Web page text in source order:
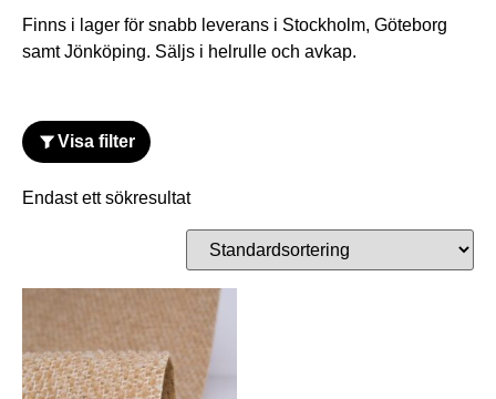
Vinylmatta
Wood
Chess
Velourmatta
Hyrmatta
Finns i lager för snabb leverans i Stockholm, Göteborg
samt Jönköping. Säljs i helrulle och avkap.
Visa filter
Endast ett sökresultat